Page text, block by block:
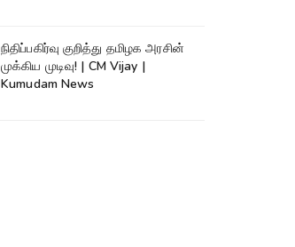
நிதிப்பகிர்வு குறித்து தமிழக அரசின்
முக்கிய முடிவு! | CM Vijay |
Kumudam News